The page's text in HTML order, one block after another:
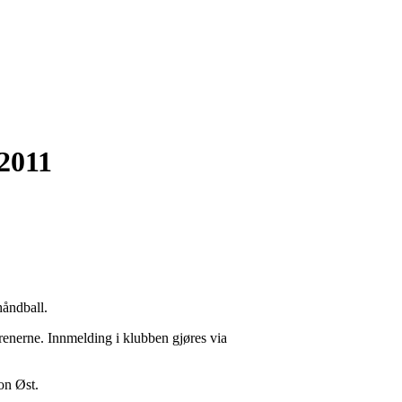
Innmelding i klubben gjøres via
Øst.